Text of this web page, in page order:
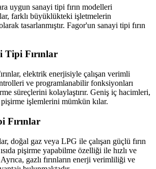
uygun sanayi tipi fırın modelleri
farklı büyüklükteki işletmelerin
tasarlanmıştır. Fagor'un sanayi tipi fırın
Tipi Fırınlar
elektrik enerjisiyle çalışan verimli
ve programlanabilir fonksiyonları
süreçlerini kolaylaştırır. Geniş iç hacimleri,
işlemlerini mümkün kılar.
Fırınlar
doğal gaz veya LPG ile çalışan güçlü fırın
pişirme yapabilme özelliği ile hızlı ve
gazlı fırınların enerji verimliliği ve